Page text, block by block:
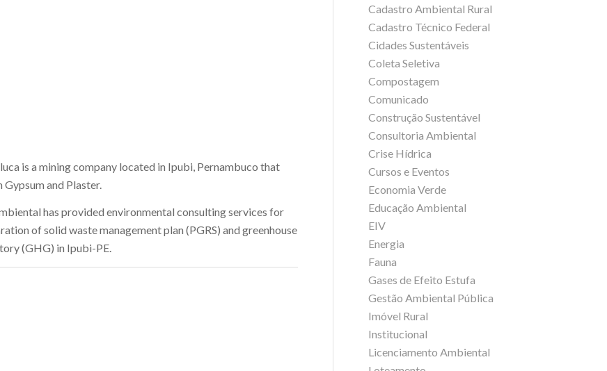
is a mining company located in Ipubi, Pernambuco that
Gypsum and Plaster.
has provided environmental consulting services for
of solid waste management plan (PGRS) and greenhouse
(GHG) in Ipubi-PE.
Cadastro Ambiental Rural
Cadastro Técnico Federal
Cidades Sustentáveis
Coleta Seletiva
Compostagem
Comunicado
Construção Sustentável
Consultoria Ambiental
Crise Hídrica
Cursos e Eventos
Economia Verde
Educação Ambiental
EIV
Energia
Fauna
Gases de Efeito Estufa
Gestão Ambiental Pública
Imóvel Rural
Institucional
Licenciamento Ambiental